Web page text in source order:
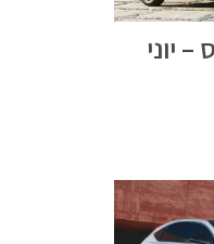
יוני